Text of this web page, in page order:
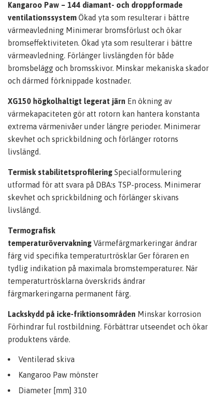
Kangaroo Paw – 144 diamant- och droppformade
ventilationssystem Ökad yta som resulterar i bättre
värmeavledning Minimerar bromsförlust och ökar
bromseffektiviteten. Ökad yta som resulterar i bättre
värmeavledning. Förlänger livslängden för både
bromsbelägg och bromsskivor. Minskar mekaniska skador
och därmed förknippade kostnader.
XG150 högkolhaltigt legerat järn En ökning av
värmekapaciteten gör att rotorn kan hantera konstanta
extrema värmenivåer under längre perioder. Minimerar
skevhet och sprickbildning och förlänger rotorns
livslängd.
Termisk stabilitetsprofilering Specialformulering
utformad för att svara på DBA:s TSP-process. Minimerar
skevhet och sprickbildning och förlänger skivans
livslängd.
Termografisk
temperaturövervakning Värmefärgmarkeringar ändrar
färg vid specifika temperaturtrösklar Ger föraren en
tydlig indikation på maximala bromstemperaturer. När
temperaturtrösklarna överskrids ändrar
färgmarkeringarna permanent färg.
Lackskydd på icke-friktionsområden Minskar korrosion
Förhindrar ful rostbildning. Förbättrar utseendet och ökar
produktens värde.
Ventilerad skiva
Kangaroo Paw mönster
Diameter [mm] 310